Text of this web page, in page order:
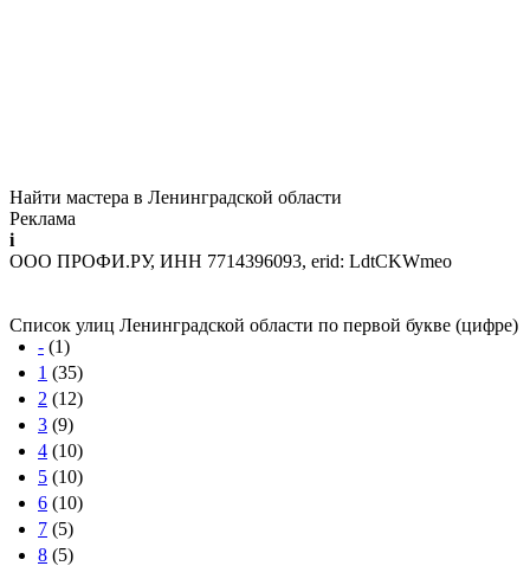
Найти мастера в Ленинградской области
Реклама
i
ООО ПРОФИ.РУ, ИНН 7714396093, erid: LdtCKWmeo
Список улиц Ленинградской области по первой букве (цифре)
- (1)
1 (35)
2 (12)
3 (9)
4 (10)
5 (10)
6 (10)
7 (5)
8 (5)